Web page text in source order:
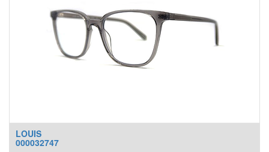
LOUIS
000032747